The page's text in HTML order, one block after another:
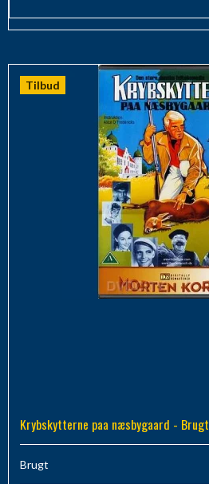
Tilbud
Krybskytterne paa næsbygaard - Brugt
Brugt